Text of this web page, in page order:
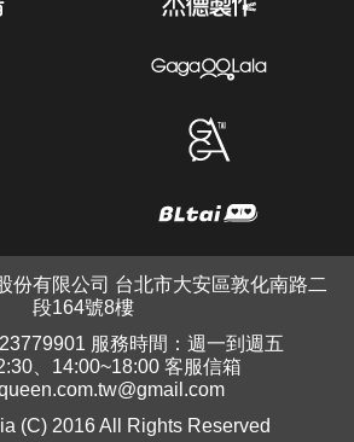
份有限公司 台北市大安區敦化南路二
段164號8樓
服務時間：週一到週五
、14:00~18:00 客服信箱
(C) 2016 All Rights Reserved